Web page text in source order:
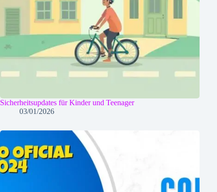
Sicherheitsupdates für Kinder und Teenager
03/01/2026